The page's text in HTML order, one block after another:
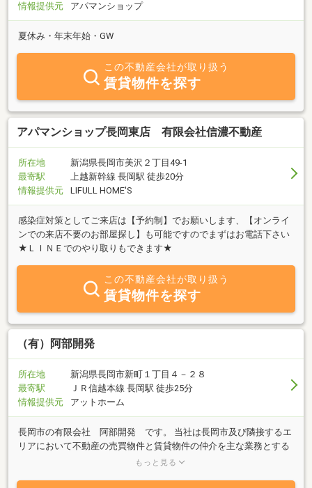
情報提供元
アパマンショップ
夏休み・年末年始・GW
この不動産会社が取り扱う
賃貸物件を探す
アパマンショップ長岡東店 有限会社信濃不動産
所在地
新潟県長岡市美沢２丁目49-1
最寄駅
上越新幹線 長岡駅 徒歩20分
情報提供元
LIFULL HOME'S
感染症対策としてご来店は【予約制】でお願いします、【オンライ
ンでの来店不要のお部屋探し】も可能ですのでまずはお電話下さい
★ＬＩＮＥでのやり取りもできます★
この不動産会社が取り扱う
賃貸物件を探す
（有）阿部開発
所在地
新潟県長岡市新町１丁目４－２８
最寄駅
ＪＲ信越本線 長岡駅 徒歩25分
情報提供元
アットホーム
長岡市の有限会社 阿部開発 です。 当社は長岡市及び隣接するエ
リアにおいて不動産の売買物件と賃貸物件の仲介を主な業務とする
会社です。当社では安心した不動産取引を通じ依頼者様と地域社会
もっと見る